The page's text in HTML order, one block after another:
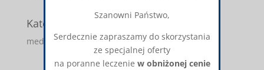
Kategorie
media-o-nas
Szanowni Państwo,
Serdecznie zapraszamy do skorzystania
ze specjalnej oferty
na poranne leczenie w obniżonej cenie